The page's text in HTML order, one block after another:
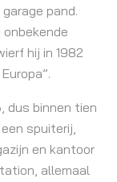
pand.
hij in 1982
dus binnen tien
spuiterij,
en kantoor
allemaal